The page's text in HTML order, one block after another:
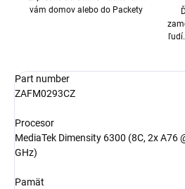
vám domov alebo do Packety
Part number
ZAFM0293CZ
Procesor
MediaTek Dimensity 6300 (8C, 2x A76
GHz)
Pamät